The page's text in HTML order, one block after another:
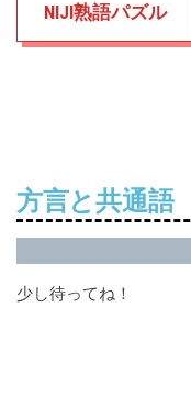
NIJI熟語パズル
方言と共通語
少し待ってね！